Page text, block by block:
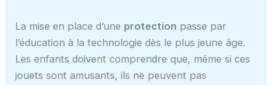
La mise en place d’une protection passe par
l’éducation à la technologie dès le plus jeune âge.
Les enfants doivent comprendre que, même si ces
jouets sont amusants, ils ne peuvent pas